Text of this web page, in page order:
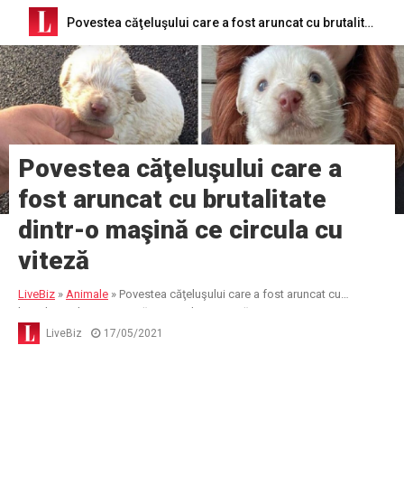
Povestea căţeluşului care a fost aruncat cu brutalitate dintr-o maşină ce circula cu viteză
Povestea căţeluşului care a
fost aruncat cu brutalitate
dintr-o maşină ce circula cu
viteză
LiveBiz » Animale » Povestea căţeluşului care a fost aruncat cu
brutalitate dintr-o maşină ce circula cu viteză
LiveBiz 17/05/2021